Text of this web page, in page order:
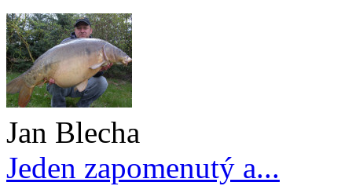
Jan Blecha
Jeden zapomenutý a...